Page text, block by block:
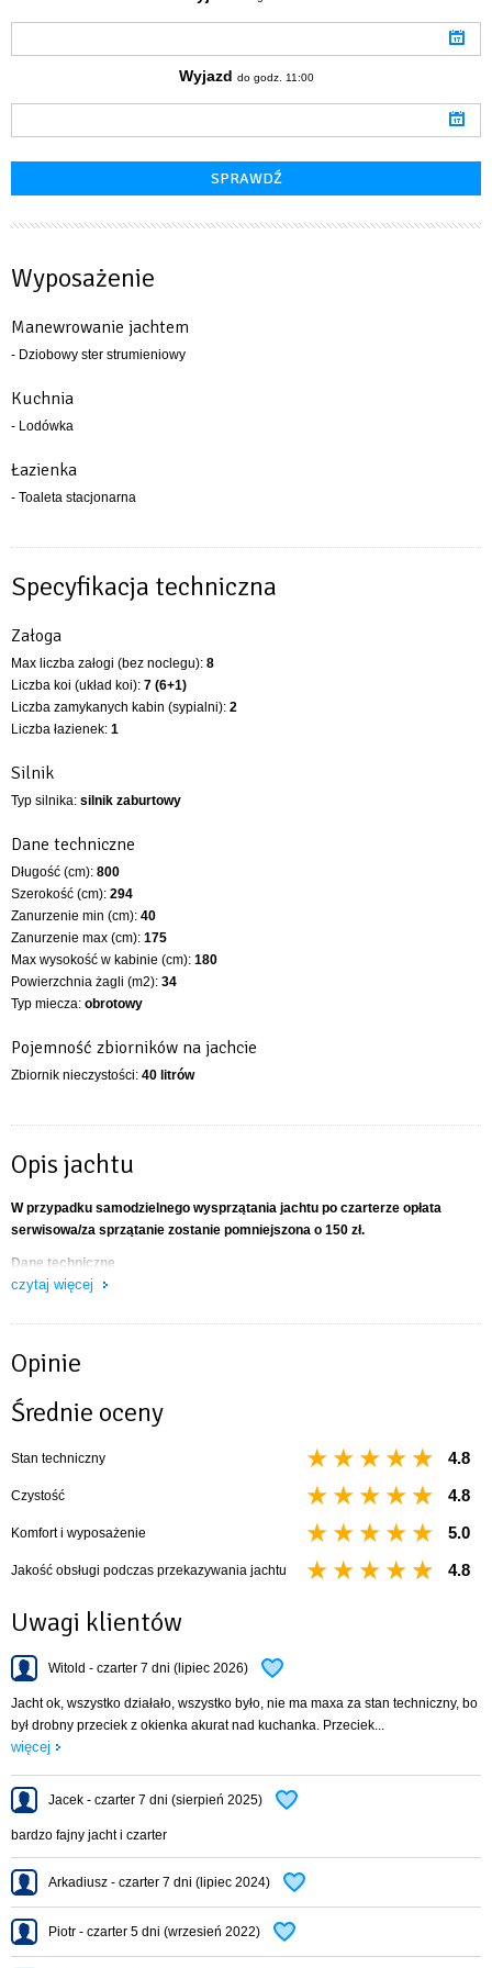
Wyjazd do godz. 11:00
Wyposażenie
Manewrowanie jachtem
- Dziobowy ster strumieniowy
Kuchnia
- Lodówka
Łazienka
- Toaleta stacjonarna
Specyfikacja techniczna
Załoga
Max liczba załogi (bez noclegu): 8
Liczba koi (układ koi): 7 (6+1)
Liczba zamykanych kabin (sypialni): 2
Liczba łazienek: 1
Silnik
Typ silnika: silnik zaburtowy
Dane techniczne
Długość (cm): 800
Szerokość (cm): 294
Zanurzenie min (cm): 40
Zanurzenie max (cm): 175
Max wysokość w kabinie (cm): 180
Powierzchnia żagli (m2): 34
Typ miecza: obrotowy
Pojemność zbiorników na jachcie
Zbiornik nieczystości: 40 litrów
Opis jachtu
W przypadku samodzielnego wysprzątania jachtu po czarterze opłata
serwisowa/za sprzątanie zostanie pomniejszona o 150 zł.
Dane techniczne
Długość kadłuba 806 cm
Zanurzenie do KLW. 170 cm
Liczba koi 6
Maks. liczba załogi 7
Typ miecza miecza obrotowy
WC kabina, wc morskie.
Moc silnika 9,9 KM
Wyposażenie jachtu
KABINA WC Z TOALETĄ MORSKĄ ELEKTRYCZNĄ
DZIOBOWY STER STRUMIENIOWY
fok na sztywnym sztagu,
roll fok,
lazy jack,
patent/bramka masztu,
instalacja wody pitnej,
ogrzewanie
tent,
relingi,
lodówka,
czytaj więcej
Opinie
Średnie oceny
Stan techniczny 4.8
Czystość 4.8
Komfort i wyposażenie 5.0
Jakość obsługi podczas przekazywania jachtu 4.8
Uwagi klientów
Witold - czarter 7 dni (lipiec 2026)
Jacht ok, wszystko działało, wszystko było, nie ma maxa za stan techniczny, bo
był drobny przeciek z okienka akurat nad kuchanka. Przeciek...
więcej
Jacek - czarter 7 dni (sierpień 2025)
bardzo fajny jacht i czarter
Arkadiusz - czarter 7 dni (lipiec 2024)
Piotr - czarter 5 dni (wrzesień 2022)